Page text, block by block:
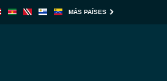
MÁS PAÍSES